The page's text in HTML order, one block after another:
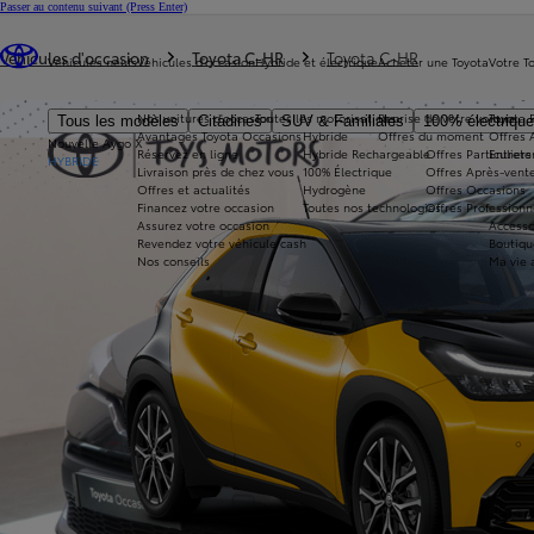
Passer au contenu suivant (Press Enter)
Véhicules neufs
Tous les modèles Citadines SUV & Familiales 100%
Nouvelle Aygo X
HYBRIDE
Véhicules d'occasion
Nos voitures d'occasion
Avantages Toyota Occasions
Réservez en ligne
Livraison près de chez vous
Offres et actualités
Financez votre occasion
Assurez votre occasion
Revendez votre véhicule cash
Nos conseils
Hybride et électrique
Toutes les motorisations
Hybride
Hybride Rechargeable
100% Électrique
Hydrogène
Toutes nos technologies
Acheter une Toyota
Reprise de votre voiture
Offres du moment
Offres Particuliers
Offres Après-
Offres Occasions
Offres
Votre
Toyota
Offres
Ma vie
Véhicules d'occasion Toyota C-HR Toyota C-HR